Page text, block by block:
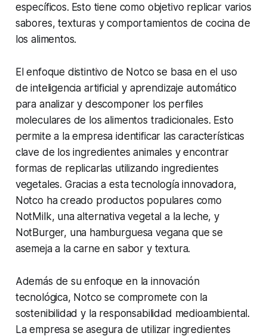
específicos. Esto tiene como objetivo replicar varios
sabores, texturas y comportamientos de cocina de
los alimentos.
El enfoque distintivo de Notco se basa en el uso
de inteligencia artificial y aprendizaje automático
para analizar y descomponer los perfiles
moleculares de los alimentos tradicionales. Esto
permite a la empresa identificar las características
clave de los ingredientes animales y encontrar
formas de replicarlas utilizando ingredientes
vegetales. Gracias a esta tecnología innovadora,
Notco ha creado productos populares como
NotMilk, una alternativa vegetal a la leche, y
NotBurger, una hamburguesa vegana que se
asemeja a la carne en sabor y textura.
Además de su enfoque en la innovación
tecnológica, Notco se compromete con la
sostenibilidad y la responsabilidad medioambiental.
La empresa se asegura de utilizar ingredientes